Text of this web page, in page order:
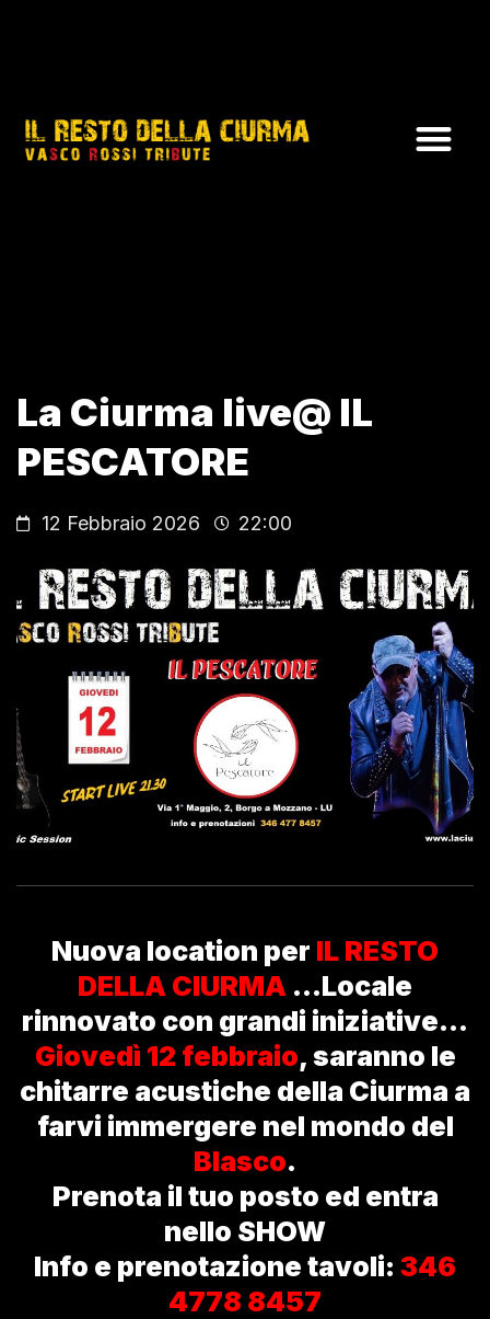
La Ciurma live@ IL
PESCATORE
12 Febbraio 2026 22:00
Nuova location per IL RESTO
DELLA CIURMA …Locale
rinnovato con grandi iniziative…
Giovedì 12 febbraio, saranno le
chitarre acustiche della Ciurma a
farvi immergere nel mondo del
Blasco.
Prenota il tuo posto ed entra
nello SHOW
Info e prenotazione tavoli: 346
4778 8457